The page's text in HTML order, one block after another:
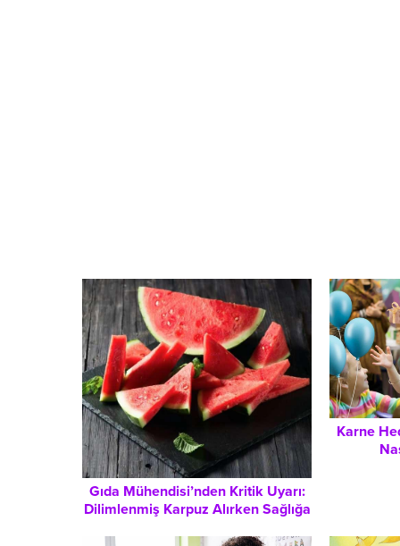
Gıda Mühendisi’nden Kritik Uyarı:
Dilimlenmiş Karpuz Alırken Sağlığa
Karne